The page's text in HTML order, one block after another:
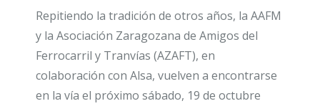
Repitiendo la tradición de otros años, la AAFM
y la Asociación Zaragozana de Amigos del
Ferrocarril y Tranvías (AZAFT), en
colaboración con Alsa, vuelven a encontrarse
en la vía el próximo sábado, 19 de octubre